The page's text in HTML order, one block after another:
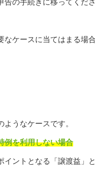
なケースに当てはまる場合
うなケースです。
例を利用しない場合
イントとなる「譲渡益」と